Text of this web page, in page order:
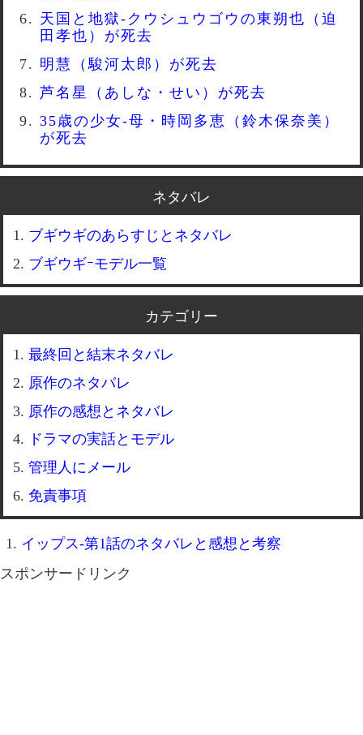
天国と地獄-クウシュウゴウの東朔也（迫
田孝也）が死去
明慧（駿河太郎）が死去
芦名星（あしな・せい）が死去
35歳の少女-母・時岡多恵（鈴木保奈美）
が死去
ネタバレ
ブギウギのあらすじとネタバレ
ブギウギｰモデル一覧
カテゴリー
最終回と結末ネタバレ
原作のネタバレ
原作の感想とネタバレ
ドラマの実話とモデル
管理人にメール
免責事項
イップス-第1話のネタバレと感想と考察
スポンサードリンク